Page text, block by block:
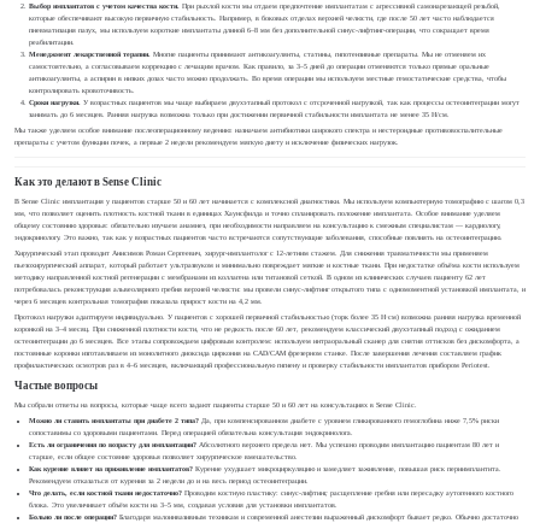
Выбор имплантатов с учетом качества кости.При рыхлой кости мы отдаем предпочтение имплантатам с агрессивной самонарезающей резьбой,
которые обеспечивают высокую первичную стабильность. Например, в боковых отделах верхней челюсти, где после 50 лет часто наблюдается
пневматизация пазух, мы используем короткие имплантаты длиной 6–8 мм без дополнительной синус-лифтинг-операции, что сокращает время
реабилитации.
Менеджмент лекарственной терапии.Многие пациенты принимают антикоагулянты, статины, гипотензивные препараты. Мы не отменяем их
самостоятельно, а согласовываем коррекцию с лечащим врачом. Как правило, за 3–5 дней до операции отменяются только прямые оральные
антикоагулянты, а аспирин в низких дозах часто можно продолжать. Во время операции мы используем местные гемостатические средства, чтобы
контролировать кровоточивость.
Сроки нагрузки.У возрастных пациентов мы чаще выбираем двухэтапный протокол с отсроченной нагрузкой, так как процессы остеоинтеграции могут
занимать до 6 месяцев. Ранняя нагрузка возможна только при достижении первичной стабильности имплантата не менее 35 Н/см.
Мы также уделяем особое внимание послеоперационному ведению: назначаем антибиотики широкого спектра и нестероидные противовоспалительные
препараты с учетом функции почек, а первые 2 недели рекомендуем мягкую диету и исключение физических нагрузок.
Как это делают в Sense Clinic
В Sense Clinic имплантация у пациентов старше 50 и 60 лет начинается с комплексной диагностики. Мы используем компьютерную томографию с шагом 0,3
мм, что позволяет оценить плотность костной ткани в единицах Хаунсфилда и точно спланировать положение имплантата. Особое внимание уделяем
общему состоянию здоровья: обязательно изучаем анамнез, при необходимости направляем на консультацию к смежным специалистам — кардиологу,
эндокринологу. Это важно, так как у возрастных пациентов часто встречаются сопутствующие заболевания, способные повлиять на остеоинтеграцию.
Хирургический этап проводит Анисимов Роман Сергеевич, хирург-имплантолог с 12-летним стажем. Для снижения травматичности мы применяем
пьезохирургический аппарат, который работает ультразвуком и минимально повреждает мягкие и костные ткани. При недостатке объёма кости используем
методику направленной костной регенерации с мембранами из коллагена или титановой сеткой. В одном из клинических случаев пациенту 62 лет
потребовалась реконструкция альвеолярного гребня верхней челюсти: мы провели синус-лифтинг открытого типа с одномоментной установкой имплантата, и
через 6 месяцев контрольная томография показала прирост кости на 4,2 мм.
Протокол нагрузки адаптируем индивидуально. У пациентов с хорошей первичной стабильностью (торк более 35 Н·см) возможна ранняя нагрузка временной
коронкой на 3–4 месяц. При сниженной плотности кости, что не редкость после 60 лет, рекомендуем классический двухэтапный подход с ожиданием
остеоинтеграции до 6 месяцев. Все этапы сопровождаем цифровым контролем: используем интраоральный сканер для снятия оттисков без дискомфорта, а
постоянные коронки изготавливаем из монолитного диоксида циркония на CAD/CAM фрезерном станке. После завершения лечения составляем график
профилактических осмотров раз в 4–6 месяцев, включающий профессиональную гигиену и проверку стабильности имплантатов прибором Periotest.
Частые вопросы
Мы собрали ответы на вопросы, которые чаще всего задают пациенты старше 50 и 60 лет на консультациях в Sense Clinic.
Можно ли ставить имплантаты при диабете 2 типа?Да, при компенсированном диабете с уровнем гликированного гемоглобина ниже 7,5% риски
сопоставимы со здоровыми пациентами. Перед операцией обязательна консультация эндокринолога.
Есть ли ограничения по возрасту для имплантации?Абсолютного верхнего предела нет. Мы успешно проводим имплантацию пациентам 80 лет и
старше, если общее состояние здоровья позволяет хирургическое вмешательство.
Как курение влияет на приживление имплантатов?Курение ухудшает микроциркуляцию и замедляет заживление, повышая риск периимплантита.
Рекомендуем отказаться от курения за 2 недели до и на весь период остеоинтеграции.
Что делать, если костной ткани недостаточно?Проводим костную пластику: синус-лифтинг, расщепление гребня или пересадку аутогенного костного
блока. Это увеличивает объём кости на 3–5 мм, создавая условия для установки имплантатов.
Больно ли после операции?Благодаря малоинвазивным техникам и современной анестезии выраженный дискомфорт бывает редко. Обычно достаточно